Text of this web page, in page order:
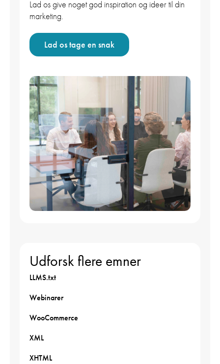
Lad os give noget god inspiration og ideer til din
marketing.
Lad os tage en snak
Udforsk flere emner
LLMS.txt
Webinarer
WooCommerce
XML
XHTML